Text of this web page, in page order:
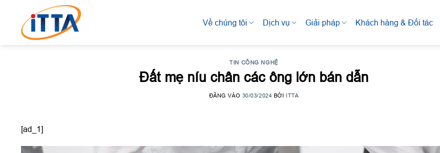
content
Về chúng tôi Dịch vụ Giải pháp Khách hàng & Đối tác
TIN CÔNG NGHỆ
Đất mẹ níu chân các ông lớn bán dẫn
ĐĂNG VÀO 30/03/2024 BỞI ITTA
[ad_1]